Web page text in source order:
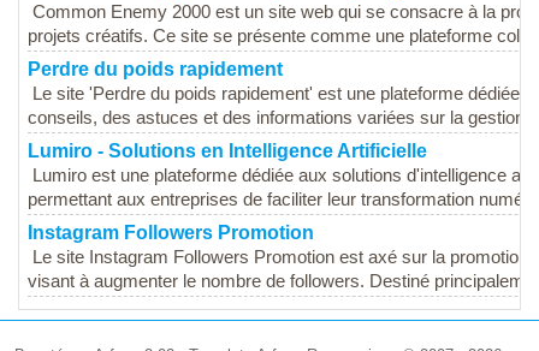
Common Enemy 2000 est un site web qui se consacre à la
projets créatifs. Ce site se présente comme une plateforme
Perdre du poids rapidement
Le site 'Perdre du poids rapidement' est une plateforme dédiée
conseils, des astuces et des informations variées sur la gestion
Lumiro - Solutions en Intelligence Artificielle
Lumiro est une plateforme dédiée aux solutions d'intelligence
permettant aux entreprises de faciliter leur transformation
Instagram Followers Promotion
Le site Instagram Followers Promotion est axé sur la
visant à augmenter le nombre de followers. Destiné